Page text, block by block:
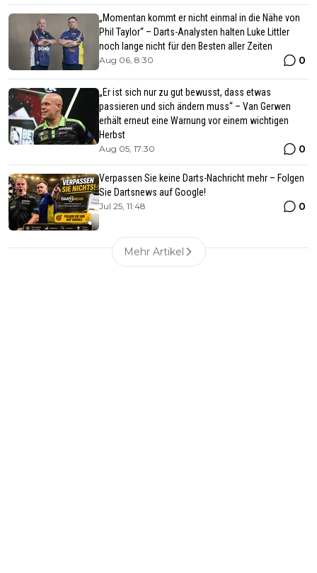
„Momentan kommt er nicht einmal in die Nähe von
Phil Taylor“ – Darts-Analysten halten Luke Littler
noch lange nicht für den Besten aller Zeiten
Aug 06, 8:30 0
„Er ist sich nur zu gut bewusst, dass etwas
passieren und sich ändern muss“ – Van Gerwen
erhält erneut eine Warnung vor einem wichtigen
Herbst
Aug 05, 17:30 0
Verpassen Sie keine Darts-Nachricht mehr – Folgen
Sie Dartsnews auf Google!
Jul 25, 11:48 0
Mehr Artikel